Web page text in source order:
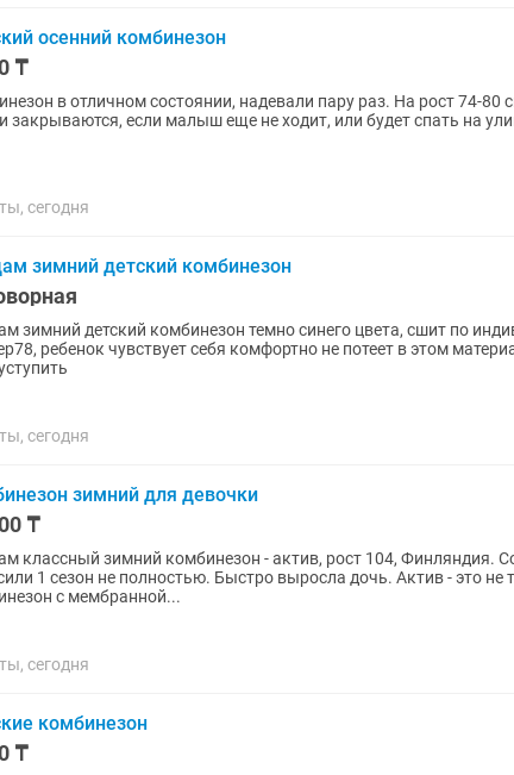
осенний комбинезон
₸
в отличном состоянии, надевали пару раз. На рост 74-80
закрываются, если малыш еще не ходит, или будет спать на
сегодня
зимний детский комбинезон
зимний детский комбинезон темно синего цвета, сшит по
ребенок чувствует себя комфортно не потеет в этом
сегодня
зимний для девочки
₸
классный зимний комбинезон - актив, рост 104, Финляндия.
сезон не полностью. Быстро выросла дочь. Актив - это не толстый комбинезон, это
с мембранной...
сегодня
комбинезон
₸